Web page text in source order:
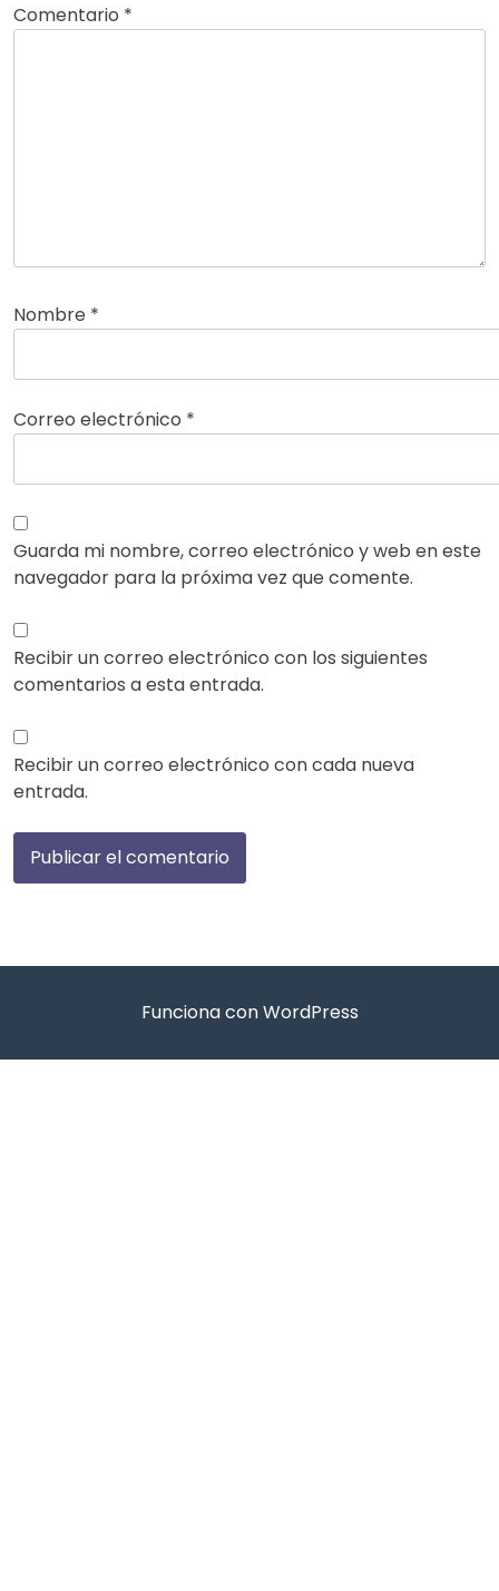
Comentario *
Nombre *
Correo electrónico *
Guarda mi nombre, correo electrónico y web en este
navegador para la próxima vez que comente.
Recibir un correo electrónico con los siguientes
comentarios a esta entrada.
Recibir un correo electrónico con cada nueva
entrada.
Funciona con WordPress